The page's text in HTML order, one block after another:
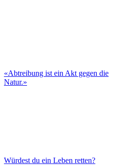
«Abtreibung ist ein Akt gegen die
Natur.»
Würdest du ein Leben retten?